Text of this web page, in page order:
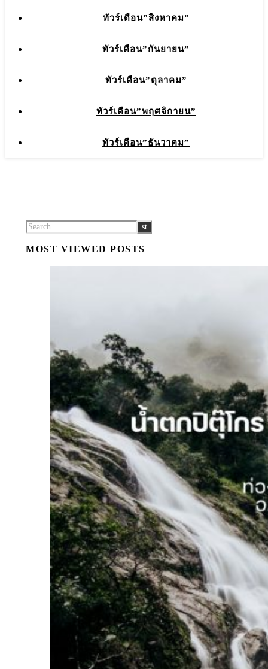
ทัวร์เดือน”สิงหาคม”
ทัวร์เดือน”กันยายน”
ทัวร์เดือน”ตุลาคม”
ทัวร์เดือน”พฤศจิกายน”
ทัวร์เดือน”ธันวาคม”
MOST VIEWED POSTS